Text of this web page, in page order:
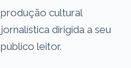
produção cultural
jornalística dirigida a seu
público leitor.